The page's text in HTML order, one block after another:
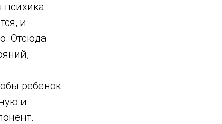
психика.
и
Отсюда
ребенок
и